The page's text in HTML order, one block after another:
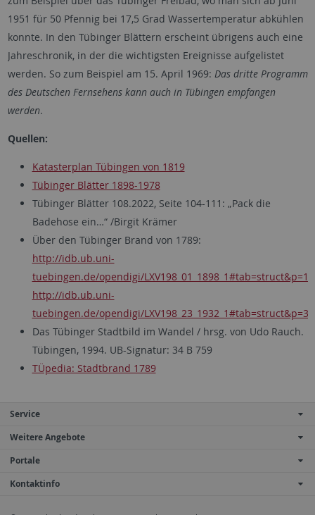
1951 für 50 Pfennig bei 17,5 Grad Wassertemperatur abkühlen
konnte. In den Tübinger Blättern erscheint übrigens auch eine
Jahreschronik, in der die wichtigsten Ereignisse aufgelistet
werden. So zum Beispiel am 15. April 1969: Das dritte Programm
des Deutschen Fernsehens kann auch in Tübingen empfangen
werden.
Quellen:
Katasterplan Tübingen von 1819
Tübinger Blätter 1898-1978
Tübinger Blätter 108.2022, Seite 104-111: „Pack die
Badehose ein…“ /Birgit Krämer
Über den Tübinger Brand von 1789:
http://idb.ub.uni-
tuebingen.de/opendigi/LXV198_01_1898_1#tab=struct&p=12
http://idb.ub.uni-
tuebingen.de/opendigi/LXV198_23_1932_1#tab=struct&p=35
Das Tübinger Stadtbild im Wandel / hrsg. von Udo Rauch.
Tübingen, 1994. UB-Signatur: 34 B 759
TÜpedia: Stadtbrand 1789
Service
Weitere Angebote
Portale
Kontaktinfo